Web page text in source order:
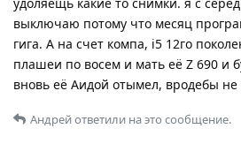
выключаю потому что месяц
гига. А на счет компа, i5 12го
плашеи по восем и мать её Z 690 и
вновь её Аидой отымел, вродебы не
Андрейответили на это сообщение.